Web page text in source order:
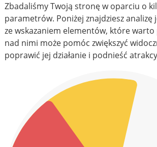
Zbadaliśmy Twoją stronę w oparciu o
parametrów. Poniżej znajdziesz analizę
ze wskazaniem elementów, które
nad nimi może pomóc zwiększyć
poprawić jej działanie i podnieść